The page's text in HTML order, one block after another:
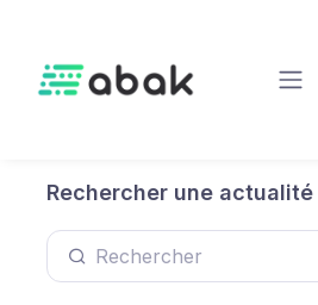
Rechercher une actualité